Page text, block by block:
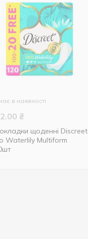
в наявності
₴
щоденні Discreet
Waterlily Multiform